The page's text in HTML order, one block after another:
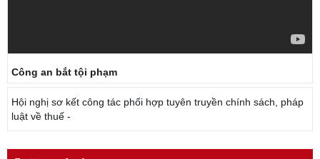
Công an bắt tội phạm
Hội nghị sơ kết công tác phối hợp tuyên truyền chính sách, pháp
luật về thuế -